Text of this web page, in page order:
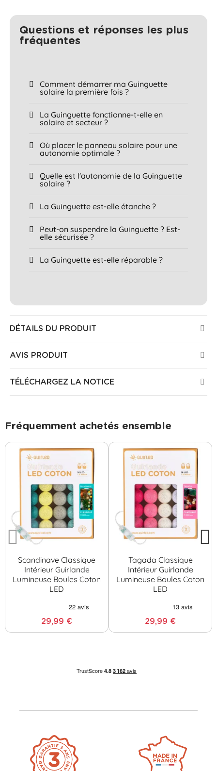
Questions et réponses les plus
fréquentes​
Comment démarrer ma Guinguette
solaire la première fois ?
La Guinguette fonctionne-t-elle en
solaire et secteur ?
Où placer le panneau solaire pour une
autonomie optimale ?
Quelle est l'autonomie de la Guinguette
solaire ?
La Guinguette est-elle étanche ?
Peut-on suspendre la Guinguette ? Est-
elle sécurisée ?
La Guinguette est-elle réparable ?
DÉTAILS DU PRODUIT
AVIS PRODUIT
TÉLÉCHARGEZ LA NOTICE
Fréquemment achetés ensemble
Scandinave Classique
Intérieur Guirlande
Lumineuse Boules Coton
LED
29,99 €
Tagada Classique
Intérieur Guirlande
Lumineuse Boules Coton
LED
29,99 €